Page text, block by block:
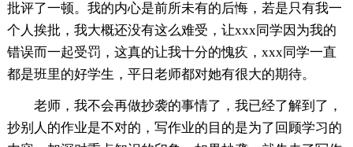
批评了一顿。我的内心是前所未有的后悔，若是只有我一
个人挨批，我大概还没有这么难受，让xxx同学因为我的
错误而一起受罚，这真的让我十分的愧疚，xxx同学一直
都是班里的好学生，平日老师都对她有很大的期待。
老师，我不会再做抄袭的事情了，我已经了解到了，
抄别人的作业是不对的，写作业的目的是为了回顾学习的